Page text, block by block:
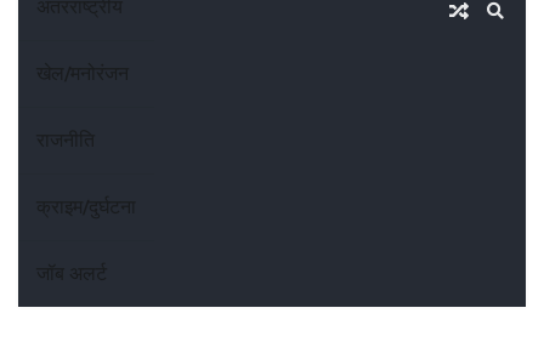
अंतरराष्ट्रीय
खेल/मनोरंजन
राजनीति
क्राइम/दुर्घटना
जॉब अलर्ट